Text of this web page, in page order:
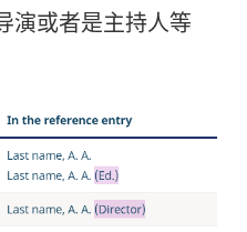
演或者是主持人等